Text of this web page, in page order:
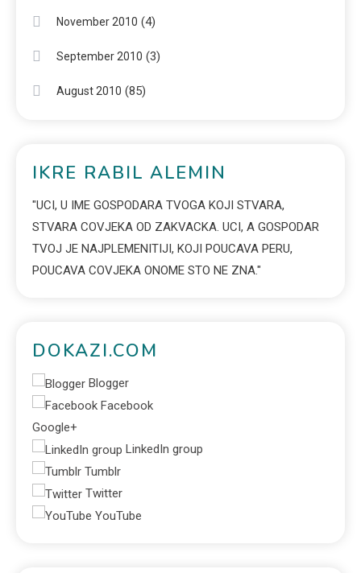
November 2010 (4)
September 2010 (3)
August 2010 (85)
IKRE RABIL ALEMIN
"UCI, U IME GOSPODARA TVOGA KOJI STVARA,
STVARA COVJEKA OD ZAKVACKA. UCI, A GOSPODAR
TVOJ JE NAJPLEMENITIJI, KOJI POUCAVA PERU,
POUCAVA COVJEKA ONOME STO NE ZNA."
DOKAZI.COM
Blogger
Facebook
Google+
LinkedIn group
Tumblr
Twitter
YouTube